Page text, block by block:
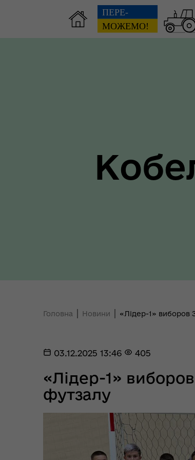
Ради України з прав людини у
Головна Новини «Лідер-1» виборов
03.12.2025 13:46 405
«Лідер-1»
футзалу